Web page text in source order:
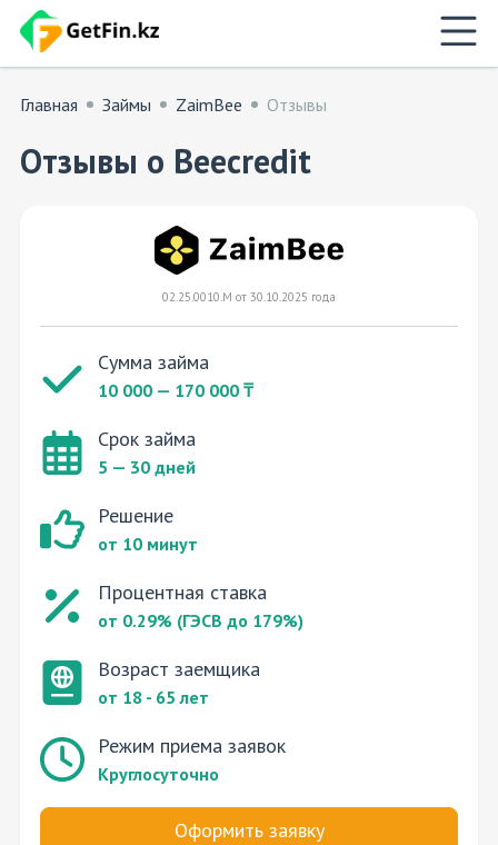
Главная Займы ZaimBee Отзывы
Отзывы о Beecredit
02.25.0010.М от 30.10.2025 года
Сумма займа
10 000 — 170 000 ₸
Срок займа
5 — 30 дней
Решение
от 10 минут
Процентная ставка
от 0.29% (ГЭСВ до 179%)
Возраст заемщика
от 18 - 65 лет
Режим приема заявок
Круглосуточно
Оформить заявку